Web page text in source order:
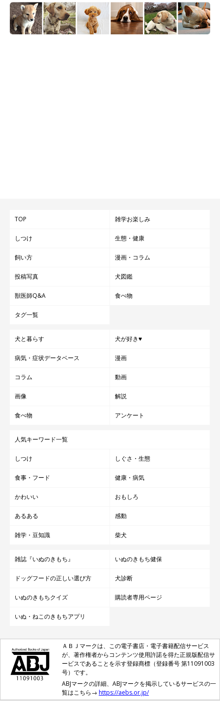
TOP 雑学お楽しみ
しつけ 生態・健康
飼い方 漫画・コラム
投稿写真 犬図鑑
獣医師Q&A 食べ物
タグ一覧
犬と暮らす 犬が好き♥
病気・症状データベース 漫画
コラム 動画
画像 解説
食べ物 アンケート
人気キーワード一覧
しつけ しぐさ・生態
食事・フード 健康・病気
かわいい おもしろ
あるある 感動
雑学・豆知識 柴犬
雑誌『いぬのきもち』 いぬのきもち健保
ドッグフードの正しい選び方 犬診断
いぬのきもちクイズ 購読者専用ページ
いぬ・ねこのきもちアプリ
ＡＢＪマークは、この電子書店・電子書籍配信サービス
が、著作権者からコンテンツ使用許諾を得た正規版配信サ
ービスであることを示す登録商標（登録番号 第11091003
号）です。
ABJマークの詳細、ABJマークを掲示しているサービスの一
覧はこちら→ https://aebs.or.jp/